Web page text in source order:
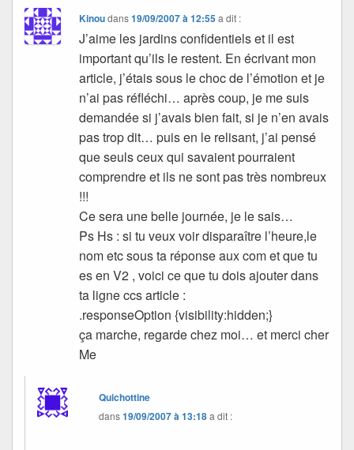
Kinoudans19/09/2007 à 12:55 a dit :
J’aime les jardins confidentiels et il est
important qu’ils le restent. En écrivant mon
article, j’étais sous le choc de l’émotion et je
n’ai pas réfléchi… après coup, je me suis
demandée si j’avais bien fait, si je n’en avais
pas trop dit… puis en le relisant, j’ai pensé
que seuls ceux qui savaient pourraient
comprendre et ils ne sont pas très nombreux
!!!
Ce sera une belle journée, je le sais…
Ps Hs : si tu veux voir disparaître l’heure,le
nom etc sous ta réponse aux com et que tu
es en V2 , voici ce que tu dois ajouter dans
ta ligne ccs article :
.responseOption {visibility:hidden;}
ça marche, regarde chez moi… et merci cher
Me
Quichottine
dans19/09/2007 à 13:18a dit :